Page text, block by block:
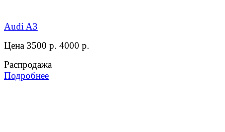
Audi A3
Цена 3500 р. 4000 р.
Распродажа
Подробнее